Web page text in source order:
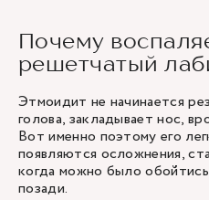
Почему
решетчатый
Этмоидит не начинается
голова, закладывает нос,
Вот именно поэтому его
появляются осложнения,
когда можно было
позади.